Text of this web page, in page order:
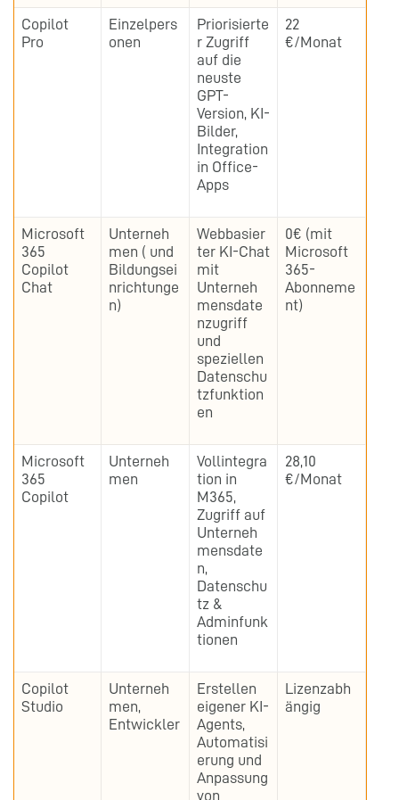
Copilot
Pro
Einzelpers
onen
Priorisierte
r Zugriff
auf die
neuste
GPT-
Version, KI-
Bilder,
Integration
in Office-
Apps
22
€/Monat
Microsoft
365
Copilot
Chat
Unterneh
men ( und
Bildungsei
nrichtunge
n)
Webbasier
ter KI-Chat
mit
Unterneh
mensdate
nzugriff
und
speziellen
Datenschu
tzfunktion
en
0€ (mit
Microsoft
365-
Abonneme
nt)
Microsoft
365
Copilot
Unterneh
men
Vollintegra
tion in
M365,
Zugriff auf
Unterneh
mensdate
n,
Datenschu
tz &
Adminfunk
tionen
28,10
€/Monat
Copilot
Studio
Unterneh
men,
Entwickler
Erstellen
eigener KI-
Agents,
Automatisi
erung und
Anpassung
von
Lizenzabh
ängig